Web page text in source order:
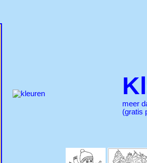
meer
(gratis